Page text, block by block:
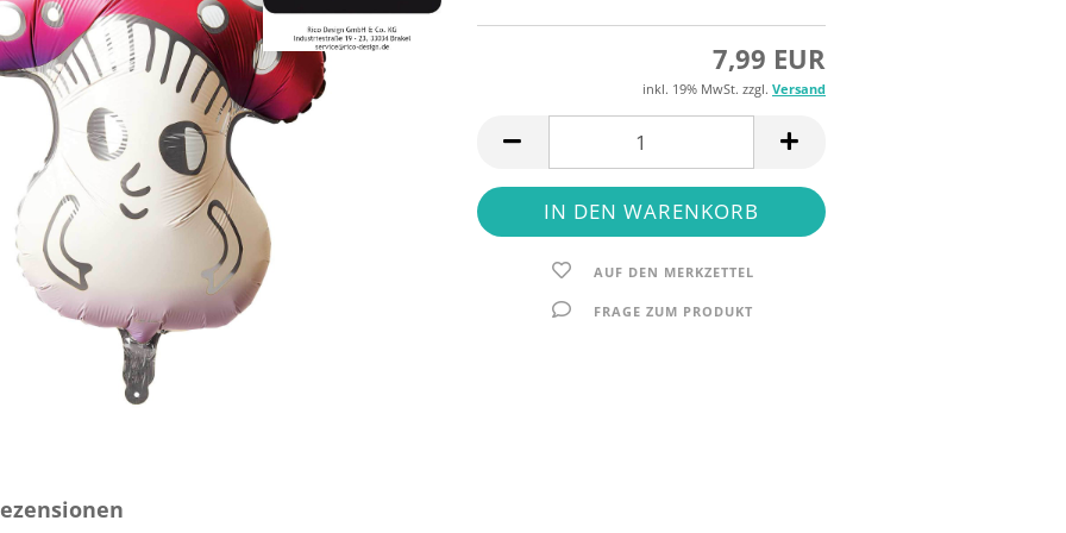
7,99 EUR
inkl. 19% MwSt. zzgl. Versand
AUF DEN MERKZETTEL
FRAGE ZUM PRODUKT